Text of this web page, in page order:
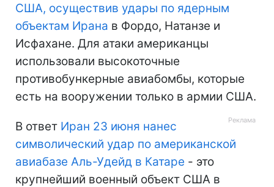
США, осуществив удары по ядерным
объектам Ирана в Фордо, Натанзе и
Исфахане. Для атаки американцы
использовали высокоточные
противобункерные авиабомбы, которые
есть на вооружении только в армии США.
В ответ Иран 23 июня нанес
символический удар по американской
авиабазе Аль-Удейд в Катаре - это
крупнейший военный объект США в